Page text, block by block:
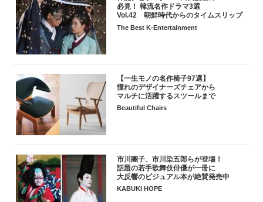
必見！ 韓流名作ドラマ3選
Vol.42 朝鮮時代からのタイムスリップ
The Best K-Entertainment
【一生モノの名作椅子97選】
憧れのデザイナーズチェアから
マルチに活躍するスツールまで
Beautiful Chairs
市川團子、市川染五郎らが登場！
話題の若手歌舞伎俳優が一冊に
大反響のビジュアル本が絶賛発売中
KABUKI HOPE